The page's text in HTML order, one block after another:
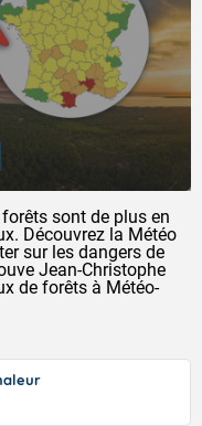
sont de plus en
Découvrez la Météo
sur les dangers de
Jean-Christophe
de forêts à Météo-